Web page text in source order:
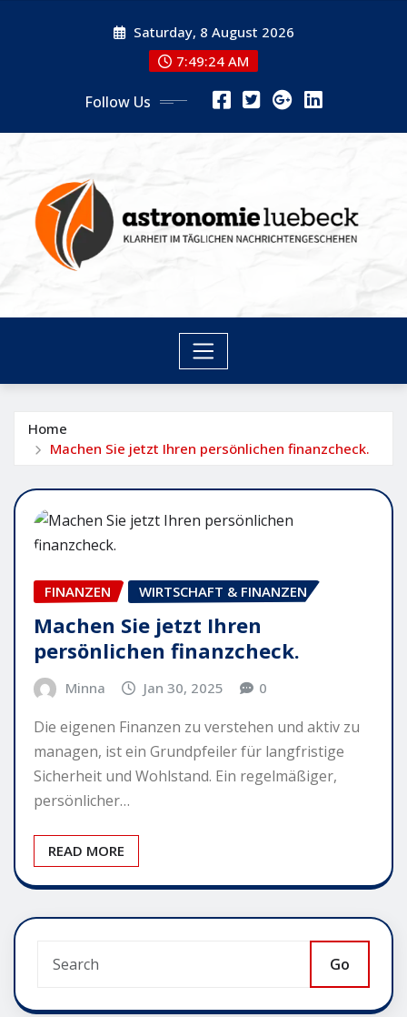
Saturday, 8 August 2026
7:49:24 AM
Follow Us
Home
Machen Sie jetzt Ihren persönlichen finanzcheck.
FINANZEN WIRTSCHAFT & FINANZEN
Machen Sie jetzt Ihren
persönlichen finanzcheck.
Minna Jan 30, 2025 0
Die eigenen Finanzen zu verstehen und aktiv zu
managen, ist ein Grundpfeiler für langfristige
Sicherheit und Wohlstand. Ein regelmäßiger,
persönlicher…
READ MORE
Go